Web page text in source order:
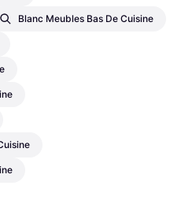
Blanc Meubles Bas De Cuisine